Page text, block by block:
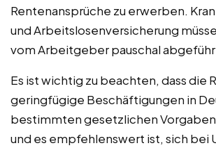
Rentenansprüche zu erwerben.
und Arbeitslosenversicherung
vom Arbeitgeber pauschal
Es ist wichtig zu beachten, dass die
geringfügige Beschäftigungen in
bestimmten gesetzlichen
und es empfehlenswert ist, sich bei